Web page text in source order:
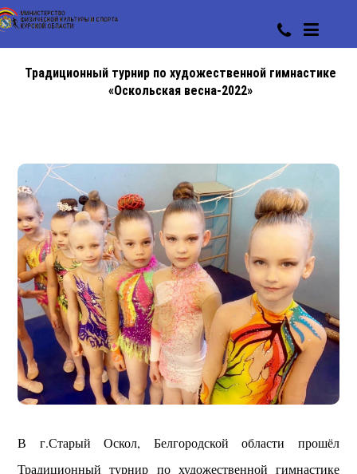
Традиционный турнир по художественной гимнастике
«Оскольская весна-2022»
В г.Старый Оскол, Белгородской области прошёл
Традиционный турнир по художественной гимнастике